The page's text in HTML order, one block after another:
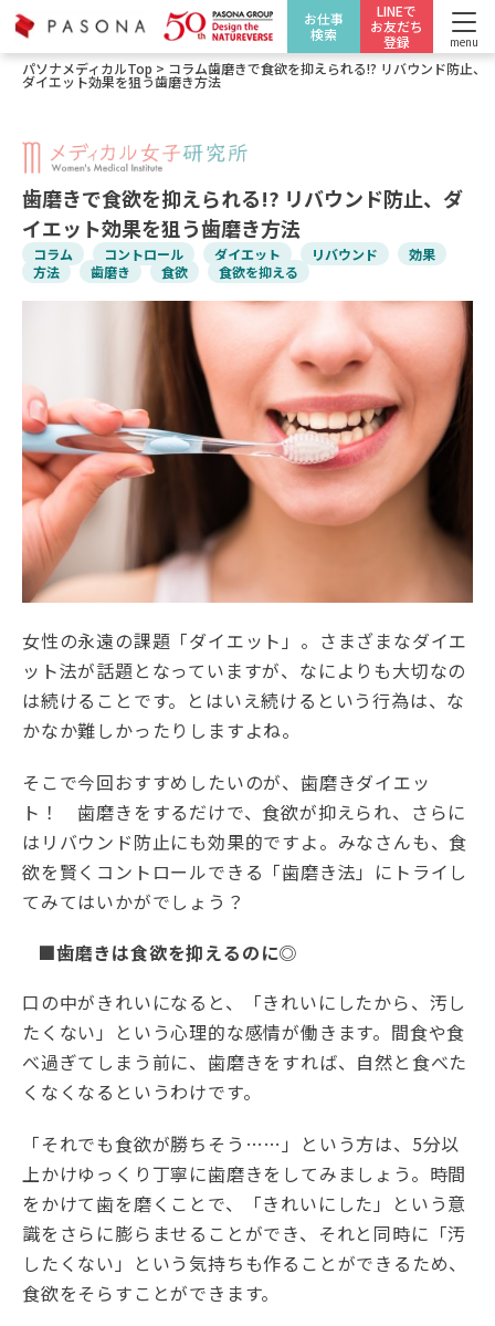
お仕事
検索
LINEで
お友だち
登録
menu
パソナメディカルTop > コラム歯磨きで食欲を抑えられる!? リバウンド防止、
ダイエット効果を狙う歯磨き方法
歯磨きで食欲を抑えられる!? リバウンド防止、ダ
イエット効果を狙う歯磨き方法
コラム コントロール ダイエット リバウンド
効果
方法
歯磨き 食欲 食欲を抑える
女性の永遠の課題「ダイエット」。さまざまなダイエ
ット法が話題となっていますが、なによりも大切なの
は続けることです。とはいえ続けるという行為は、な
かなか難しかったりしますよね。
そこで今回おすすめしたいのが、歯磨きダイエッ
ト！ 歯磨きをするだけで、食欲が抑えられ、さらに
はリバウンド防止にも効果的ですよ。みなさんも、食
欲を賢くコントロールできる「歯磨き法」にトライし
てみてはいかがでしょう？
■歯磨きは食欲を抑えるのに◎
口の中がきれいになると、「きれいにしたから、汚し
たくない」という心理的な感情が働きます。間食や食
べ過ぎてしまう前に、歯磨きをすれば、自然と食べた
くなくなるというわけです。
「それでも食欲が勝ちそう……」という方は、5分以
上かけゆっくり丁寧に歯磨きをしてみましょう。時間
をかけて歯を磨くことで、「きれいにした」という意
識をさらに膨らませることができ、それと同時に「汚
したくない」という気持ちも作ることができるため、
食欲をそらすことができます。